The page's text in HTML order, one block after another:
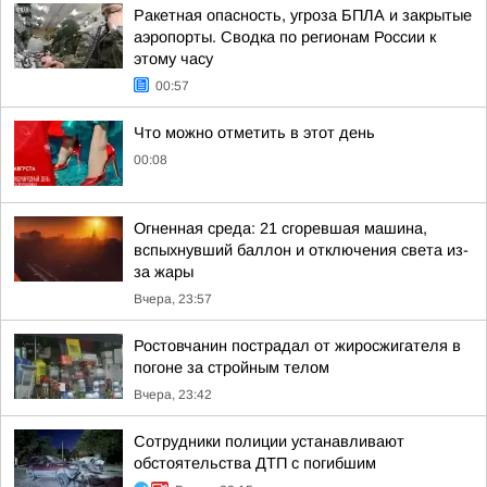
Ракетная опасность, угроза БПЛА и закрытые
аэропорты. Сводка по регионам России к
этому часу
00:57
Что можно отметить в этот день
00:08
Огненная среда: 21 сгоревшая машина,
вспыхнувший баллон и отключения света из-
за жары
Вчера, 23:57
Ростовчанин пострадал от жиросжигателя в
погоне за стройным телом
Вчера, 23:42
Сотрудники полиции устанавливают
обстоятельства ДТП с погибшим